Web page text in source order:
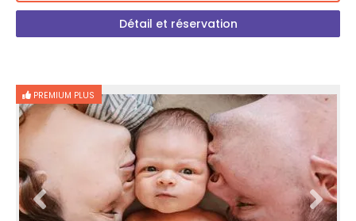
Détail et réservation
PREMIUM PLUS